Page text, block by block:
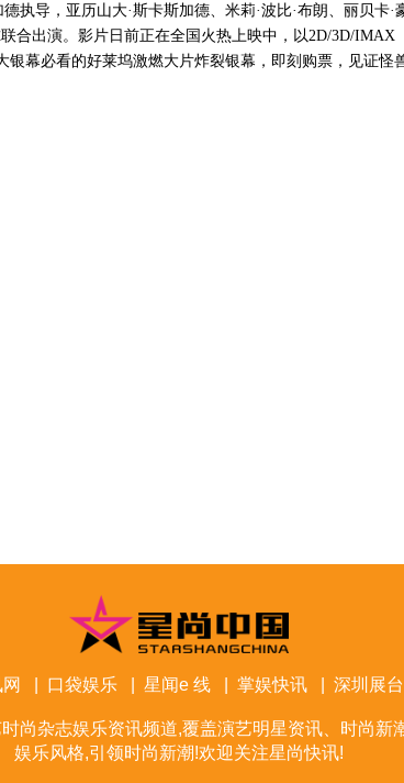
德执导，亚历山大·斯卡斯加德、米莉·波比·布朗、丽贝卡·
合出演。影片日前正在全国火热上映中，以2D/3D/IMAX
幕必看的好莱坞激燃大片炸裂银幕，即刻购票，见证怪
口袋娱乐| 星闻e 线| 掌娱快讯| 深圳展
尚杂志娱乐资讯频道,覆盖演艺明星资讯、时尚
娱乐风格,引领时尚新潮!欢迎关注星尚快讯!